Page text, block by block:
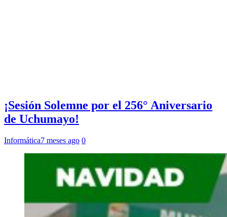
¡Sesión Solemne por el 256° Aniversario
de Uchumayo!
Informática7 meses ago 0